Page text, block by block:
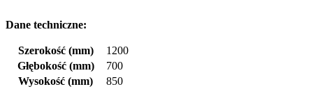
Dane techniczne:
Szerokość (mm)
1200
Głębokość (mm)
700
Wysokość (mm)
850